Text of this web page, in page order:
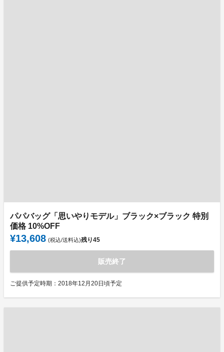
パパバッグ「思いやりモデル」ブラック×ブラック 特別
価格 10%OFF
¥13,608 (税込/送料込)残り45
販売終了
ご提供予定時期：2018年12月20日頃予定